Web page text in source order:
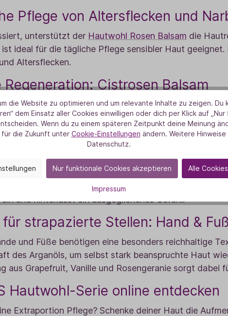
Pflege von Altersflecken und
unterstützt der Hautwohl Rosen Balsam die
ist ideal für die tägliche Pflege sensibler Haut
Altersflecken.
Regeneration:Cistrosen Balsam
der Cistrose ist eine Wohltat für Haut und Seele.
Balsam eine ideale Intensivpflege für Gesicht
Hilfe: Teebaumcreme bei
ist unser Spezialist für ein geklärtes Hautbild.
beanspruchte und zu Unreinheiten neigende Haut
und hinterlässt ein ausgeglichenes Gefühl.
strapazierte Stellen: Hand &
und Füße benötigen eine besonders reichhaltige
des Arganöls, um selbst stark beanspruchte Haut
aus Grapefruit, Vanille und Rosengeranie sorgt dabei
Hautwohl-Serie online entdecken
Extraportion Pflege? Schenke deiner Haut die
die Website zu optimieren und um relevante Inhalte zu zeigen. Du
dem Einsatz aller Cookies einwilligen oder dich per Klick auf
Wenn du zu einem späteren Zeitpunkt deine Meinung
die Zukunft unter Cookie-Einstellungen ändern. Weitere
Datenschutz.
Nur funktionale Cookies akzeptieren Alle
Impressum